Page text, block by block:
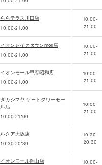
ららテラス川口店
10:00-21:00
10:00-
21:00
イオンレイクタウンmori店
10:00-21:00
10:00-
21:00
イオンモール甲府昭和店
10:00-21:00
10:00-
21:00
タカシマヤ ゲートタワーモー
ル店
10:00-21:00
10:00-
21:00
ルクア大阪店
10:30-20:30
10:30-
20:30
イオンモール岡山店
10:00-